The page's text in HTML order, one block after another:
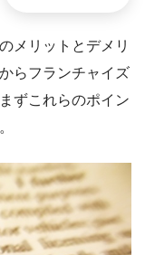
メリットとデメリ
らフランチャイズ
ずこれらのポイン